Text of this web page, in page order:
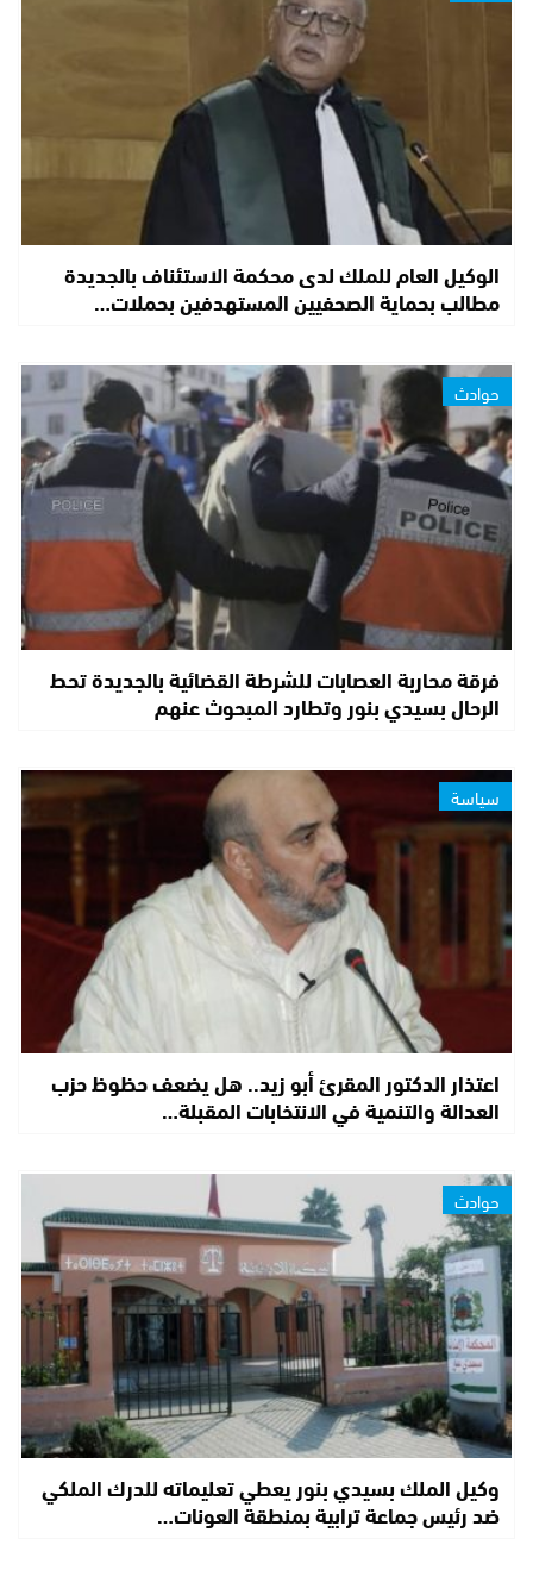
الوكيل العام للملك لدى محكمة الاستئناف بالجديدة
مطالب بحماية الصحفيين المستهدفين بحملات…
حوادث
فرقة محاربة العصابات للشرطة القضائية بالجديدة تحط
الرحال بسيدي بنور وتطارد المبحوث عنهم
سياسة
اعتذار الدكتور المقرئ أبو زيد.. هل يضعف حظوظ حزب
العدالة والتنمية في الانتخابات المقبلة…
حوادث
وكيل الملك بسيدي بنور يعطي تعليماته للدرك الملكي
ضد رئيس جماعة ترابية بمنطقة العونات…